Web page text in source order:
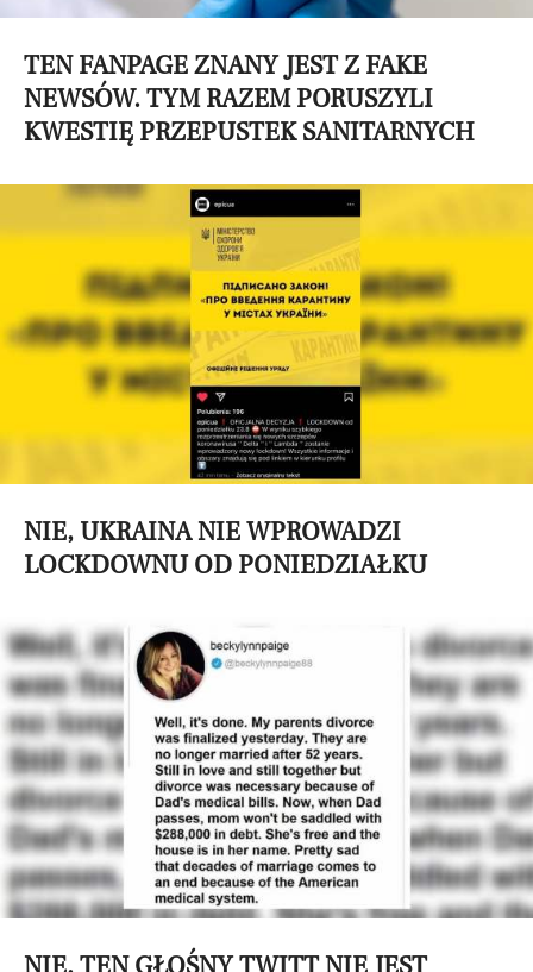
TEN FANPAGE ZNANY JEST Z FAKE
NEWSÓW. TYM RAZEM PORUSZYLI
KWESTIĘ PRZEPUSTEK SANITARNYCH
NIE, UKRAINA NIE WPROWADZI
LOCKDOWNU OD PONIEDZIAŁKU